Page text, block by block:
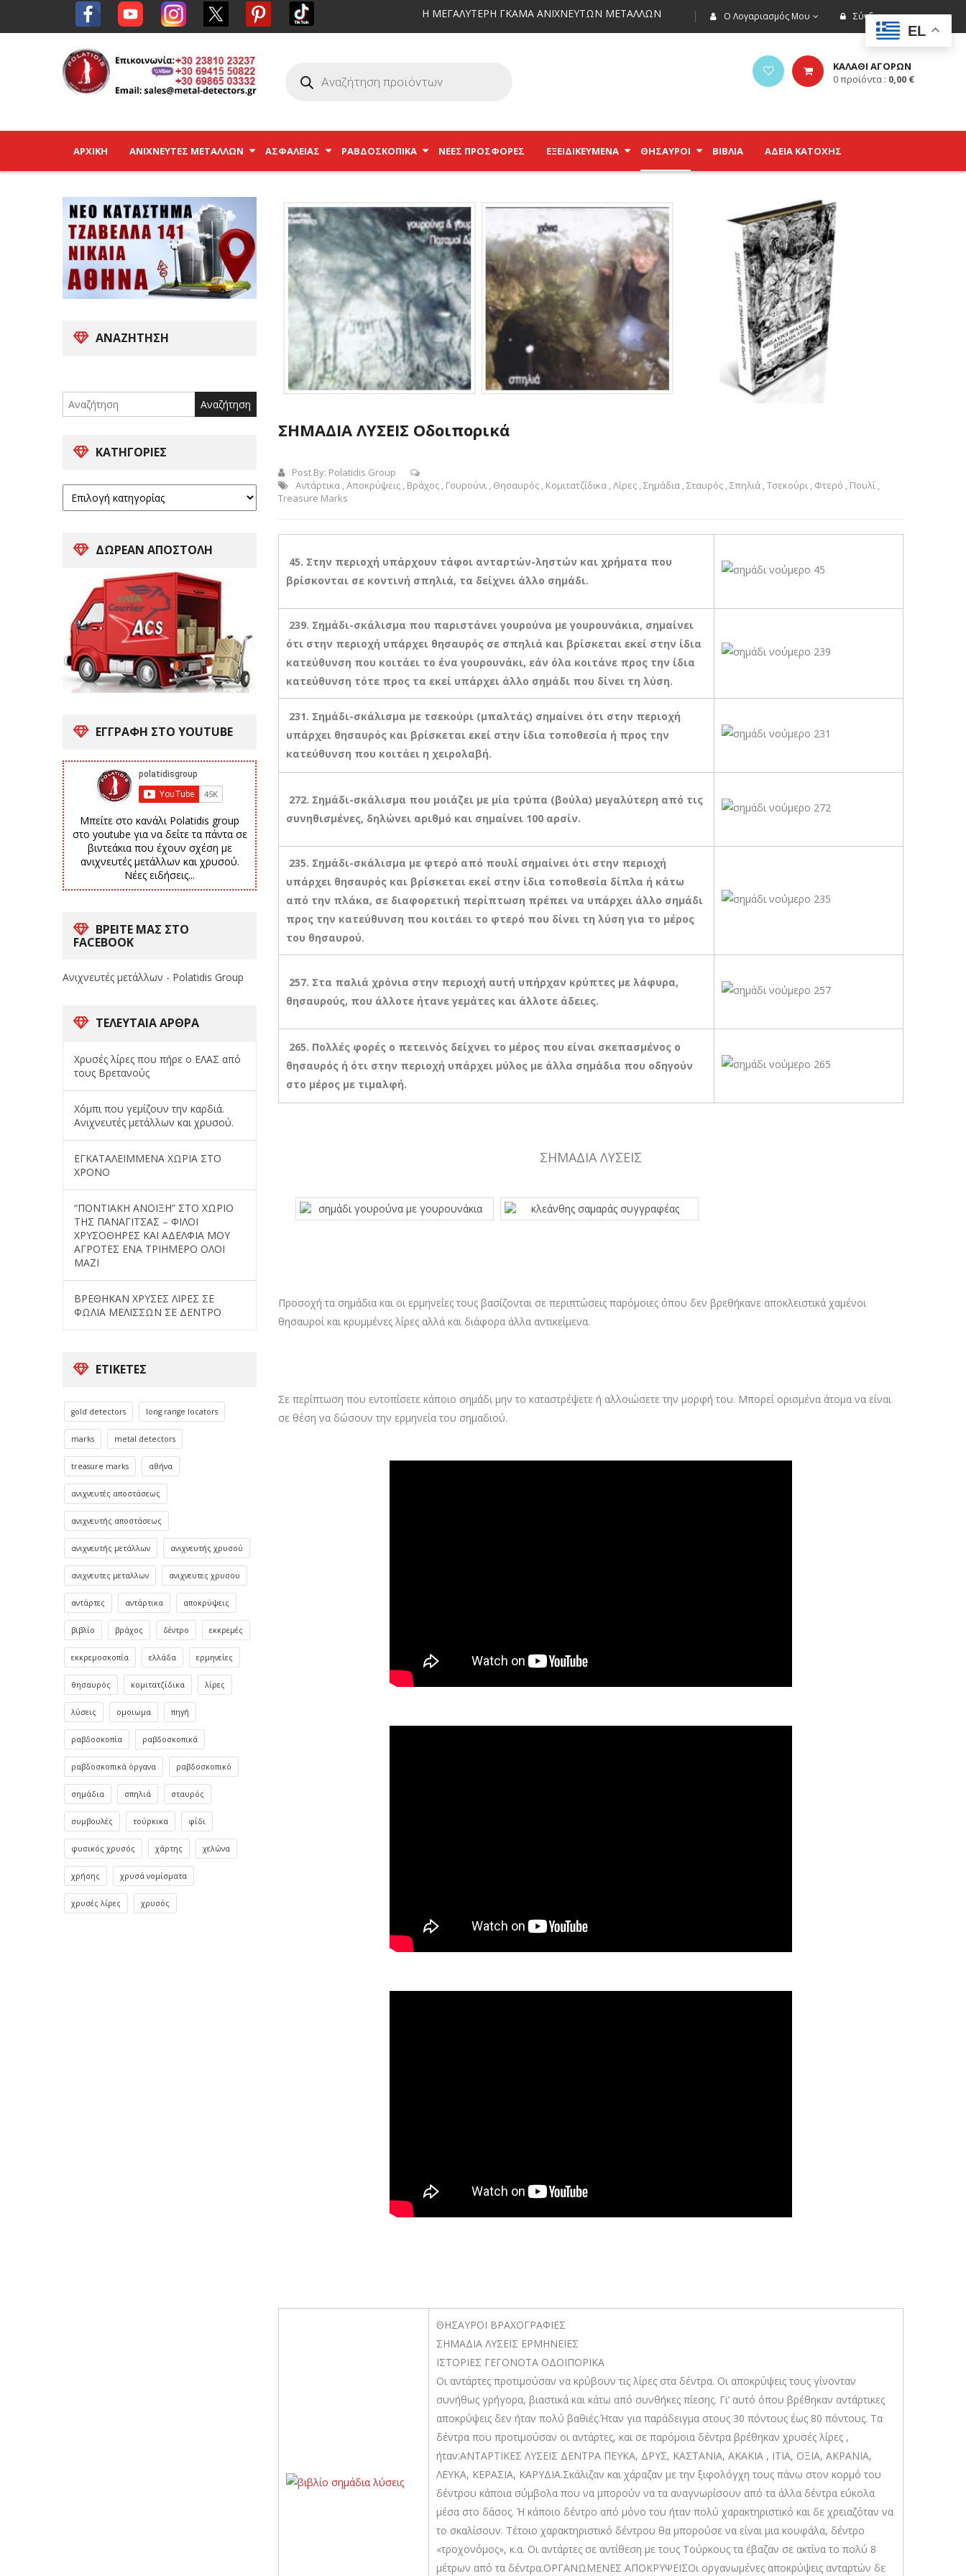
Σύνδεση
Ο Λογαριασμός Μου
Η ΜΕΓΑΛΥΤΕΡΗ ΓΚΑΜΑ ΑΝΙΧΝΕΥΤΩΝ ΜΕΤΑΛΛΩΝ
ΚΑΛΑΘΙ ΑΓΟΡΩΝ
0προϊόντα : 0,00 €
ΑΡΧΙΚΉ ΑΝΙΧΝΕΥΤΈΣ ΜΕΤΆΛΛΩΝ ΑΣΦΑΛΕΊΑΣ ΡΑΒΔΟΣΚΟΠΙΚΆ ΝΕΕΣ ΠΡΟΣΦΟΡΕΣ ΕΞΕΙΔΙΚΕΥΜΈΝΑ ΘΗΣΑΥΡΟΊ ΒΙΒΛΊΑ ΑΔΕΙΑ ΚΑΤΟΧΗΣ
ΑΝΑΖΉΤΗΣΗ
for:
ΚΑΤΗΓΟΡΊΕΣ
ΔΩΡΕΑΝ ΑΠΟΣΤΟΛΗ
ΕΓΓΡΑΦΗ ΣΤΟ YOUTUBE
Μπείτε στο κανάλι Polatidis group
στο youtube για να δείτε τα πάντα σε
βιντεάκια που έχουν σχέση με
ανιχνευτές μετάλλων και χρυσού.
Νέες ειδήσεις...
ΒΡΕΙΤΕ ΜΑΣ ΣΤΟ
FACEBOOK
Ανιχνευτές μετάλλων - Polatidis Group
ΤΕΛΕΥΤΑΊΑ ΆΡΘΡΑ
Χρυσές λίρες που πήρε ο ΕΛΑΣ από
τους Βρετανούς
Χόμπι που γεμίζουν την καρδιά.
Ανιχνευτές μετάλλων και χρυσού.
ΕΓΚΑΤΑΛΕΙΜΜΕΝΑ ΧΩΡΙΑ ΣΤΟ
ΧΡΟΝΟ
“ΠΟΝΤΙΑΚΗ ΑΝΟΙΞΗ” ΣΤΟ ΧΩΡΙΟ
ΤΗΣ ΠΑΝΑΓΙΤΣΑΣ – ΦΙΛΟΙ
ΧΡΥΣΟΘΗΡΕΣ ΚΑΙ ΑΔΕΛΦΙΑ ΜΟΥ
ΑΓΡΟΤΕΣ ΕΝΑ ΤΡΙΗΜΕΡΟ ΟΛΟΙ
ΜΑΖΙ
ΒΡΕΘΗΚΑΝ ΧΡΥΣΕΣ ΛΙΡΕΣ ΣΕ
ΦΩΛΙΑ ΜΕΛΙΣΣΩΝ ΣΕ ΔΕΝΤΡΟ
ΕΤΙΚΈΤΕΣ
gold detectors long range locators
marks metal detectors
treasure marks αθήνα
ανιχνευτές αποστάσεως
ανιχνευτής αποστάσεως
ανιχνευτής μετάλλων ανιχνευτής χρυσού
ανιχνευτες μεταλλων ανιχνευτες χρυσου
αντάρτες αντάρτικα αποκρύψεις
βιβλίο βράχος δέντρο εκκρεμές
εκκρεμοσκοπία ελλάδα ερμηνείες
θησαυρός κομιτατζίδικα λίρες
λύσεις ομοιωμα πηγή
ραβδοσκοπία ραβδοσκοπικά
ραβδοσκοπικά όργανα ραβδοσκοπικό
σημάδια σπηλιά σταυρός
συμβουλές τούρκικα φίδι
φυσικός χρυσός χάρτης χελώνα
χρήσης χρυσά νομίσματα
χρυσές λίρες χρυσός
ΣΗΜΑΔΙΑ ΛΥΣΕΙΣ Οδοιπορικά
Post By: Polatidis Group
Αντάρτικα ,Αποκρύψεις , Βράχος , Γουρούνι , Θησαυρός , Κομιτατζίδικα ,Λίρες ,Σημάδια ,Σταυρός ,Σπηλιά ,Τσεκούρι , Φτερό , Πουλί ,
Treasure Marks
45. Στην περιοχή υπάρχουν τάφοι ανταρτών-ληστών και χρήματα που
βρίσκονται σε κοντινή σπηλιά, τα δείχνει άλλο σημάδι.
239. Σημάδι-σκάλισμα που παριστάνει γουρούνα με γουρουνάκια, σημαίνει
ότι στην περιοχή υπάρχει θησαυρός σε σπηλιά και βρίσκεται εκεί στην ίδια
κατεύθυνση που κοιτάει το ένα γουρουνάκι, εάν όλα κοιτάνε προς την ίδια
κατεύθυνση τότε προς τα εκεί υπάρχει άλλο σημάδι που δίνει τη λύση.
231. Σημάδι-σκάλισμα με τσεκούρι (μπαλτάς) σημαίνει ότι στην περιοχή
υπάρχει θησαυρός και βρίσκεται εκεί στην ίδια τοποθεσία ή προς την
κατεύθυνση που κοιτάει η χειρολαβή.
272. Σημάδι-σκάλισμα που μοιάζει με μία τρύπα (βούλα) μεγαλύτερη από τις
συνηθισμένες, δηλώνει αριθμό και σημαίνει 100 αρσίν.
235. Σημάδι-σκάλισμα με φτερό από πουλί σημαίνει ότι στην περιοχή
υπάρχει θησαυρός και βρίσκεται εκεί στην ίδια τοποθεσία δίπλα ή κάτω
από την πλάκα, σε διαφορετική περίπτωση πρέπει να υπάρχει άλλο σημάδι
προς την κατεύθυνση που κοιτάει το φτερό που δίνει τη λύση για το μέρος
του θησαυρού.
257. Στα παλιά χρόνια στην περιοχή αυτή υπήρχαν κρύπτες με λάφυρα,
θησαυρούς, που άλλοτε ήτανε γεμάτες και άλλοτε άδειες.
265. Πολλές φορές ο πετεινός δείχνει το μέρος που είναι σκεπασμένος ο
θησαυρός ή ότι στην περιοχή υπάρχει μύλος με άλλα σημάδια που οδηγούν
στο μέρος με τιμαλφή.
ΣΗΜΑΔΙΑ ΛΥΣΕΙΣ
Προσοχή τα σημάδια και οι ερμηνείες τους βασίζονται σε περιπτώσεις παρόμοιες όπου δεν βρεθήκανε αποκλειστικά χαμένοι
θησαυροί και κρυμμένες λίρες αλλά και διάφορα άλλα αντικείμενα.
Σε περίπτωση που εντοπίσετε κάποιο σημάδι μην το καταστρέψετε ή αλλοιώσετε την μορφή του. Μπορεί ορισμένα άτομα να είναι
σε θέση να δώσουν την ερμηνεία του σημαδιού.
ΘΗΣΑΥΡΟΙ ΒΡΑΧΟΓΡΑΦΙΕΣ
ΣΗΜΑΔΙΑ ΛΥΣΕΙΣ ΕΡΜΗΝΕΙΕΣ
ΙΣΤΟΡΙΕΣ ΓΕΓΟΝΟΤΑ ΟΔΟΙΠΟΡΙΚΑ
Οι αντάρτες προτιμούσαν να κρύβουν τις λίρες στα δέντρα. Οι αποκρύψεις τους γίνονταν
συνήθως γρήγορα, βιαστικά και κάτω από συνθήκες πίεσης. Γι’ αυτό όπου βρέθηκαν αντάρτικες
αποκρύψεις δεν ήταν πολύ βαθιές.Ήταν για παράδειγμα στους 30 πόντους έως 80 πόντους. Τα
δέντρα που προτιμούσαν οι αντάρτες, και σε παρόμοια δέντρα βρέθηκαν χρυσές λίρες ,
ήταν:ΑΝΤΑΡΤΙΚΕΣ ΛΥΣΕΙΣ ΔΕΝΤΡΑ ΠΕΥΚΑ, ΔΡΥΣ, ΚΑΣΤΑΝΙΑ, ΑΚΑΚΙΑ , ΙΤΙΑ, ΟΞΙΑ, ΑΚΡΑΝΙΑ,
ΛΕΥΚΑ, ΚΕΡΑΣΙΑ, ΚΑΡΥΔΙΑ.Σκάλιζαν και χάραζαν με την ξιφολόγχη τους πάνω στον κορμό του
δέντρου κάποια σύμβολα που να μπορούν να τα αναγνωρίσουν από τα άλλα δέντρα εύκολα
μέσα στο δάσος. Ή κάποιο δέντρο από μόνο του ήταν πολύ χαρακτηριστικό και δε χρειαζόταν να
το σκαλίσουν. Τέτοιο χαρακτηριστικό δέντρου θα μπορούσε να είναι μια κουφάλα, δέντρο
«τροχονόμος», κ.α. Οι αντάρτες σε αντίθεση με τους Τούρκους τα έβαζαν σε ακτίνα το πολύ 8
μέτρων από τα δέντρα.ΟΡΓΑΝΩΜΕΝΕΣ ΑΠΟΚΡΥΨΕΙΣΟι οργανωμένες αποκρύψεις ανταρτών δε
EL